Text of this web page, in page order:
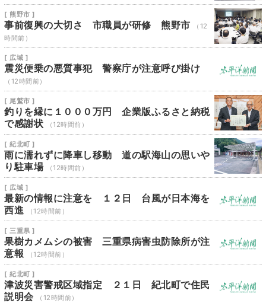
[ 熊野市 ]
事前復興の大切さ 市職員が研修 熊野市
（12
時間前）
[ 広域 ]
震災便乗の悪質事犯 警察庁が注意呼び掛け
（12時間前）
[ 尾鷲市 ]
釣りを縁に１０００万円 企業版ふるさと納税
で感謝状
（12時間前）
[ 紀北町 ]
雨に濡れずに降車し移動 道の駅海山の思いや
り駐車場
（12時間前）
[ 広域 ]
最新の情報に注意を １２日 台風が日本海を
西進
（12時間前）
[ 三重県 ]
果樹カメムシの被害 三重県病害虫防除所が注
意報
（12時間前）
[ 紀北町 ]
津波災害警戒区域指定 ２１日 紀北町で住民
説明会
（12時間前）